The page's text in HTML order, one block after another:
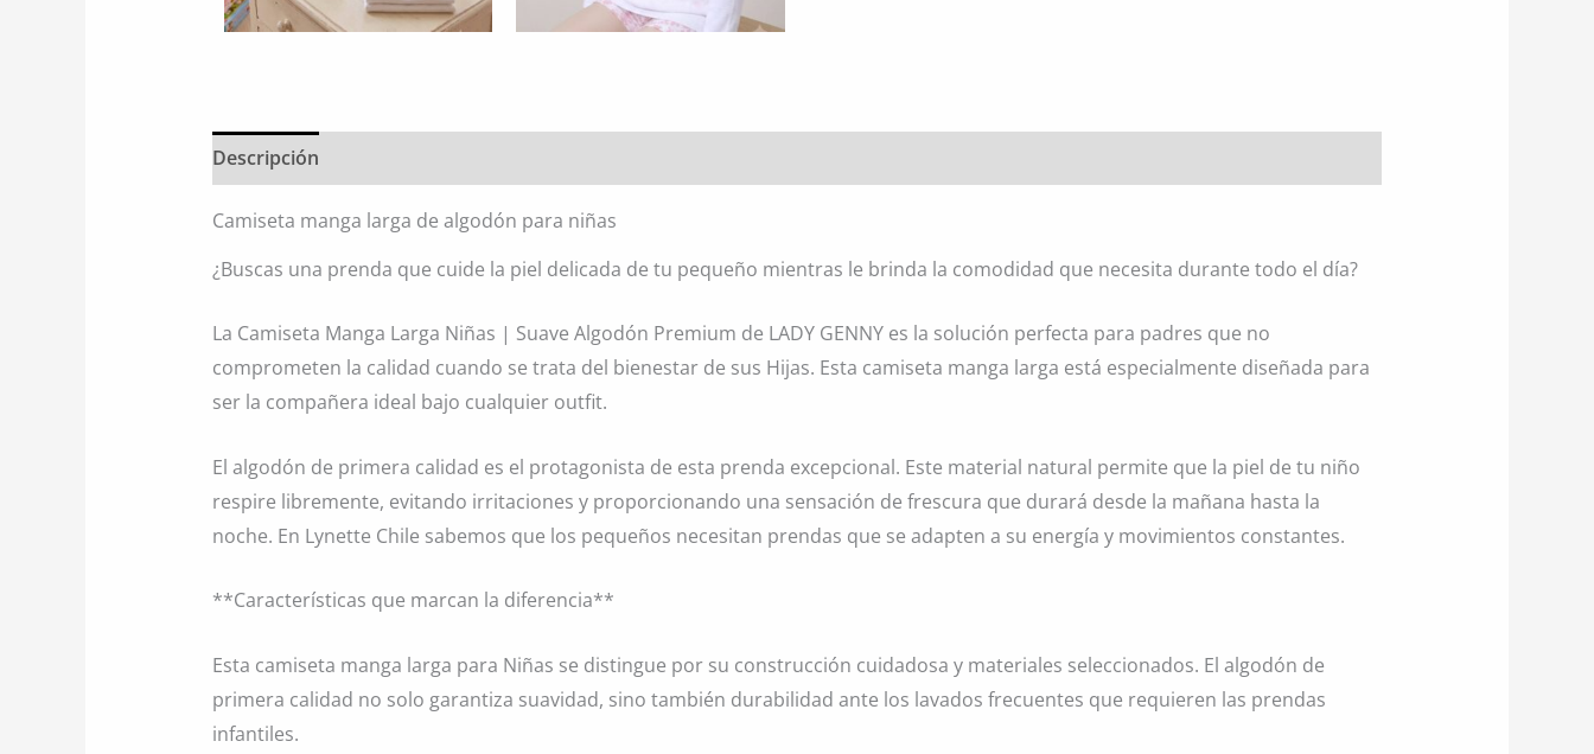
Descripción
Camiseta manga larga de algodón para niñas
¿Buscas una prenda que cuide la piel delicada de tu pequeño mientras le brinda la comodidad que necesita durante todo el día?
La Camiseta Manga Larga Niñas | Suave Algodón Premium de LADY GENNY es la solución perfecta para padres que no
comprometen la calidad cuando se trata del bienestar de sus Hijas. Esta camiseta manga larga está especialmente diseñada para
ser la compañera ideal bajo cualquier outfit.
El algodón de primera calidad es el protagonista de esta prenda excepcional. Este material natural permite que la piel de tu niño
respire libremente, evitando irritaciones y proporcionando una sensación de frescura que durará desde la mañana hasta la
noche. En Lynette Chile sabemos que los pequeños necesitan prendas que se adapten a su energía y movimientos constantes.
**Características que marcan la diferencia**
Esta camiseta manga larga para Niñas se distingue por su construcción cuidadosa y materiales seleccionados. El algodón de
primera calidad no solo garantiza suavidad, sino también durabilidad ante los lavados frecuentes que requieren las prendas
infantiles.